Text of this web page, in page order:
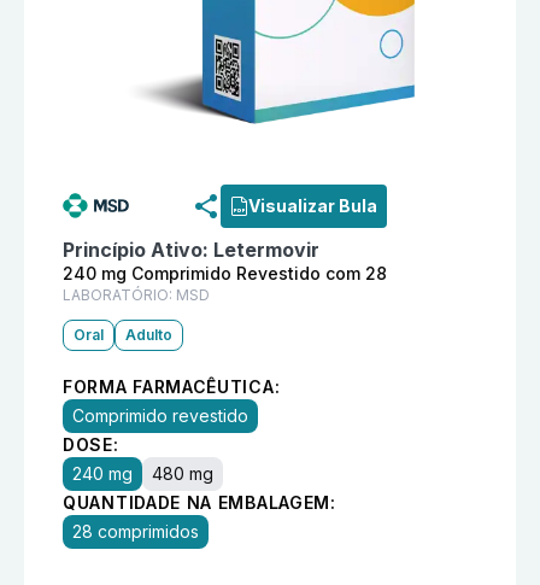
Visualizar Bula
Princípio Ativo: Letermovir
240 mg Comprimido Revestido com 28
LABORATÓRIO: MSD
Oral Adulto
FORMA FARMACÊUTICA:
Comprimido revestido
DOSE:
240 mg
480 mg
QUANTIDADE NA EMBALAGEM:
28 comprimidos